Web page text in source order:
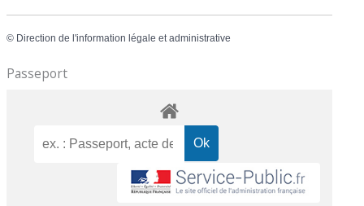
© Direction de l'information légale et administrative
Passeport